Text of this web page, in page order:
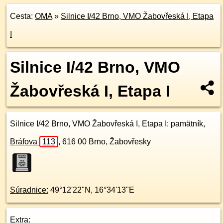
Cesta: OMA» Silnice I/42 Brno, VMO Žabovřeská I, Etapa
Silnice I/42 Brno, VMO
Žabovřeská I, Etapa I
Silnice I/42 Brno, VMO Žabovřeská I, Etapa I : pamätník,
Bráfova 113 , 616 00 Brno, Žabovřesky
Súradnice: 49°12'22"N , 16°34'13"E
Extra: